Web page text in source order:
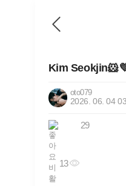
Kim
oto079
2026. 06. 04
13
29